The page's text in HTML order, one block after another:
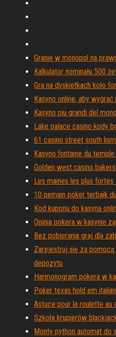
Granie w monopol na
Kalkulator nominału 500
Gra na dyskietkach koło
Kasyno online, aby wygrać
Kasyno piu grandi del
Lake palace casino kody
61 casino street south
Kasyno fontaine du temple
Golden west casino
Les maines les plus fortes
10 pemain poker terbaik
Kod kuponu do kasyna
Opinia pokera w kasynie
Bez pobierania graj dla
Zarejestruj się za
depozytu
Harmonogram pokera w
Poker texas hold em
Astuce pour la roulette au
Szkoła krupierów
Monty python automat do